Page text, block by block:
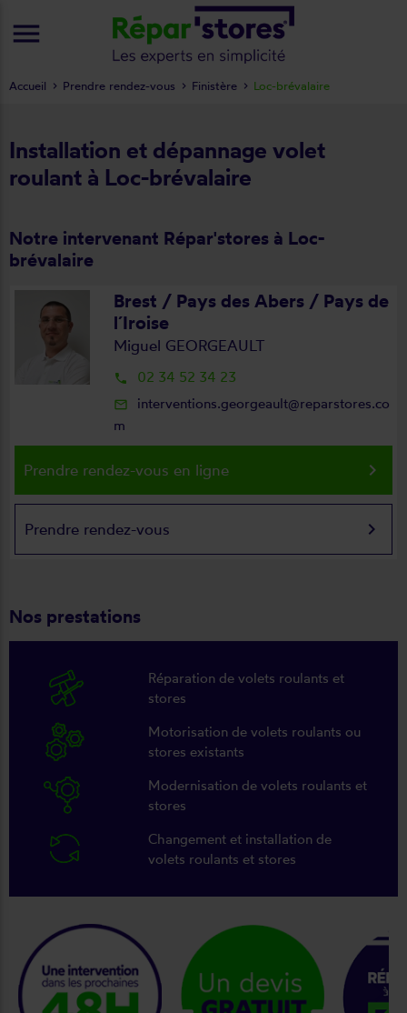
Installation et dépannage volet
roulant à Loc-brévalaire
Notre intervenant Répar'stores à Loc-
brévalaire
Brest / Pays des Abers / Pays de
l´Iroise
Miguel GEORGEAULT
local_phone 02 34 52 34 23
mail_outline
interventions.georgeault@reparstores.co
m
Prendre rendez-vous en ligne keyboard_arrow_right
Prendre rendez-vous keyboard_arrow_right
Nos prestations
Réparation de volets roulants et
stores
Motorisation de volets roulants ou
stores existants
Modernisation de volets roulants et
stores
Changement et installation de
volets roulants et stores
keyboard_arrow_right
Accueil Prendre rendez-vous Finistère Loc-brévalaire
menu